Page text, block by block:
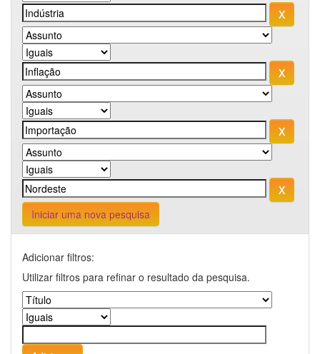
Iniciar uma nova pesquisa
Adicionar filtros:
Utilizar filtros para refinar o resultado da pesquisa.